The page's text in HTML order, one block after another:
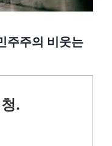
주주의 비웃는
.